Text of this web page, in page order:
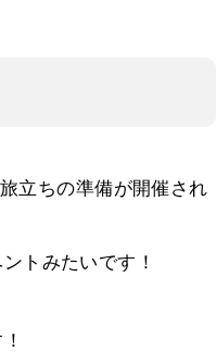
立ちの準備が開催され
トみたいです！